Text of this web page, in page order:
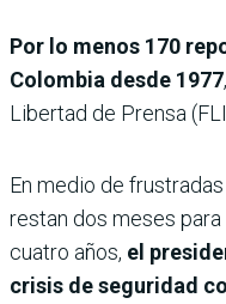
Por lo menos 170
Colombia desde 1977
Libertad de Prensa
En medio de
restan dos meses
cuatro años, el
crisis de seguridad